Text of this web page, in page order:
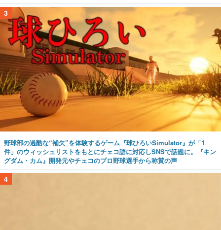
3
野球部の過酷な“補欠”を体験するゲーム『球ひろいSimulator』が「1
件」のウィッシュリストをもとにチェコ語に対応しSNSで話題に。『キン
グダム・カム』開発元やチェコのプロ野球選手から称賛の声
4